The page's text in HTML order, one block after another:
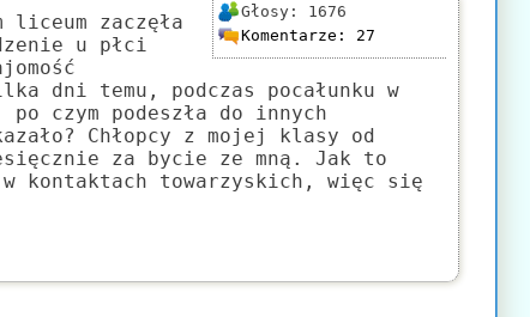
Głosy: 1676
Komentarze: 27
zaczęła
u płci
dni temu, podczas pocałunku w
czym podeszła do innych
Chłopcy z mojej klasy od
za bycie ze mną. Jak to
kontaktach towarzyskich, więc się